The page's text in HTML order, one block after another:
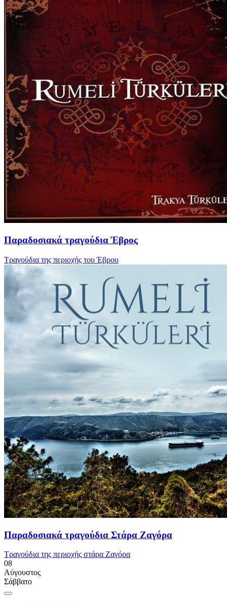
Παραδοσιακά τραγούδια Έβρος
Τραγούδια της περιοχής του Έβρου
Παραδοσιακά τραγούδια Στάρα Ζαγόρα
Τραγούδια της περιοχής στάρα Ζαγόρα
08
Αύγουστος
Σάββατο